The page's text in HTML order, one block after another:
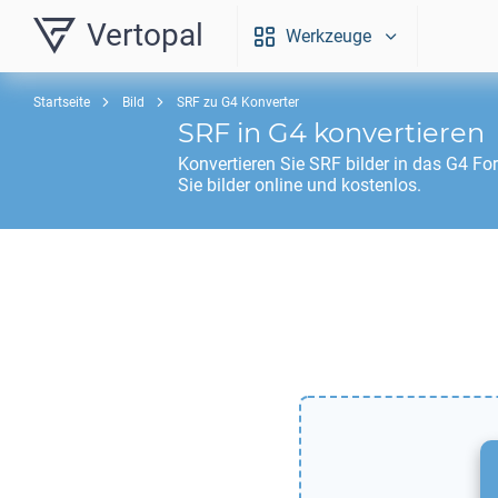
Vertopal Werkzeuge
Startseite Bild SRF zu G4 Konverter
SRF in G4 konvertieren
Konvertieren Sie SRF bilder in das G4
Sie bilder online und kostenlos.